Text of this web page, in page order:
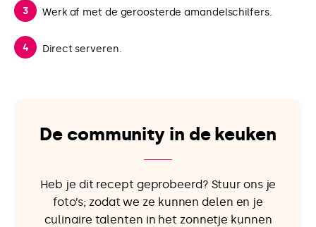
Werk af met de geroosterde amandelschilfers.
Direct serveren.
De community in de keuken
Heb je dit recept geprobeerd? Stuur ons je
foto’s; zodat we ze kunnen delen en je
culinaire talenten in het zonnetje kunnen